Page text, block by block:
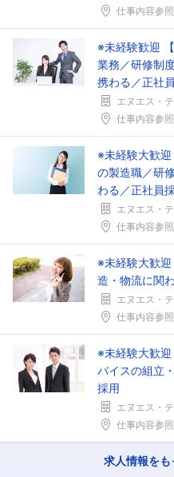
こちらの企業も
仕事内容参照
※未経験歓迎
業務／研修制
携わる／正社
エヌエス・
仕事内容参照
※未経験大歓
の製造職／研
わる／正社員
エヌエス・
仕事内容参照
※未経験大歓
造・物流に関
エヌエス・
仕事内容参照
※未経験大歓
バイスの組立
採用
エヌエス・
仕事内容参照
求人情報をも